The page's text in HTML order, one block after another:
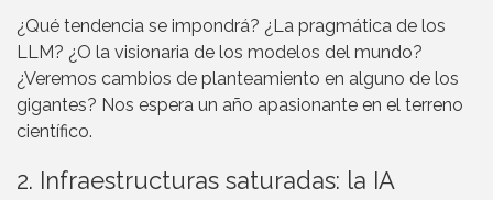
¿Qué tendencia se impondrá? ¿La pragmática de los
LLM? ¿O la visionaria de los modelos del mundo?
¿Veremos cambios de planteamiento en alguno de los
gigantes? Nos espera un año apasionante en el terreno
científico.
2. Infraestructuras saturadas: la IA